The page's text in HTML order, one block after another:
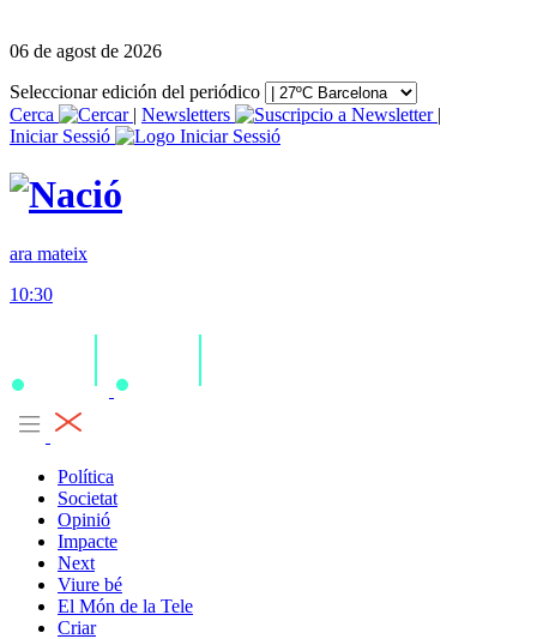
06 de agost de 2026
Seleccionar edición del periódico
Cerca
| Newsletters
|
Iniciar Sessió
ara mateix
10:30
Política
Societat
Opinió
Impacte
Next
Viure bé
El Món de la Tele
Criar